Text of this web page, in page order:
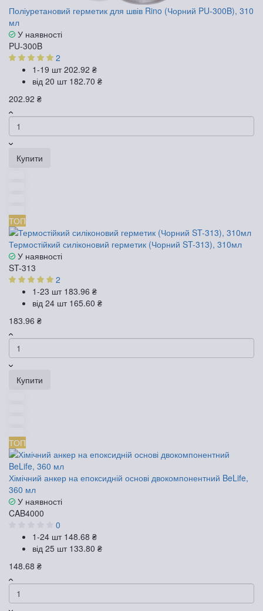
Поліуретановий герметик для швів Rino (Чорний PU-300B), 310
мл
У наявності
PU-300B
2
1-19 шт202.92 ₴
від 20 шт 182.70 ₴
202.92 ₴
Купити
ТОП
Термостійкий силіконовий герметик (Чорний ST-313), 310мл
У наявності
ST-313
2
1-23 шт 183.96 ₴
від 24 шт 165.60 ₴
183.96 ₴
Купити
ТОП
Хімічний анкер на епоксидній основі двокомпонентний BeLife,
360 мл
У наявності
CAB4000
0
1-24 шт 148.68 ₴
від 25 шт 133.80 ₴
148.68 ₴